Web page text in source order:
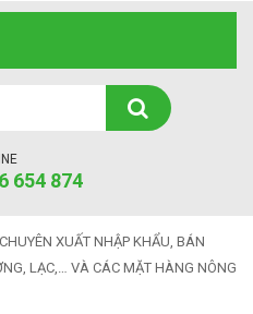
654 874
CHUYÊN XUẤT NHẬP KHẨU, BÁN
LẠC,… VÀ CÁC MẶT HÀNG NÔNG